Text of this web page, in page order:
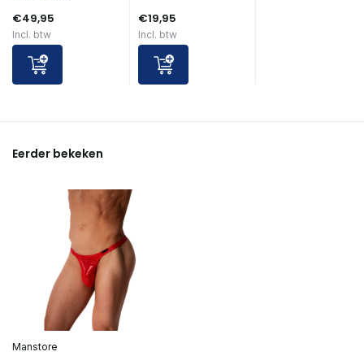
€49,95
Incl. btw
€19,95
Incl. btw
Eerder bekeken
Manstore